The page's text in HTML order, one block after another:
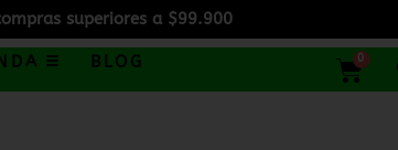
superiores a $99.900
BLOG
0